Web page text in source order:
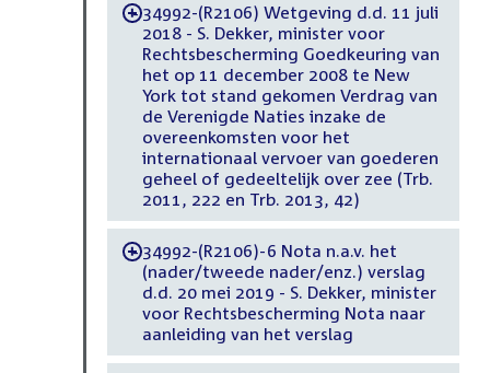
-34992-(R2106) Wetgeving d.d. 11 juli
2018 - S. Dekker, minister voor
Rechtsbescherming Goedkeuring van
het op 11 december 2008 te New
York tot stand gekomen Verdrag van
de Verenigde Naties inzake de
overeenkomsten voor het
internationaal vervoer van goederen
geheel of gedeeltelijk over zee (Trb.
2011, 222 en Trb. 2013, 42)
-34992-(R2106)-6 Nota n.a.v. het
(nader/tweede nader/enz.) verslag
d.d. 20 mei 2019 - S. Dekker, minister
voor Rechtsbescherming Nota naar
aanleiding van het verslag